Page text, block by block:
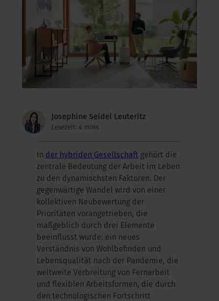
– Zirkuläre Büromöbel
Academy
im Büro
Josephine Seidel Leuteritz
Lesezeit: 4 mins
In der hybriden Gesellschaftgehört die
zentrale Bedeutung der Arbeit im Leben
zu den dynamischsten Faktoren. Der
gegenwärtige Wandel wird von einer
kollektiven Neubewertung der
Prioritäten vorangetrieben, die
maßgeblich durch drei Elemente
beeinflusst wurde: ein neues
Verständnis von Wohlbefinden und
Lebensqualität nach der Pandemie, die
weltweite Verbreitung von Fernarbeit
und flexiblen Arbeitsformen, die durch
den technologischen Fortschritt